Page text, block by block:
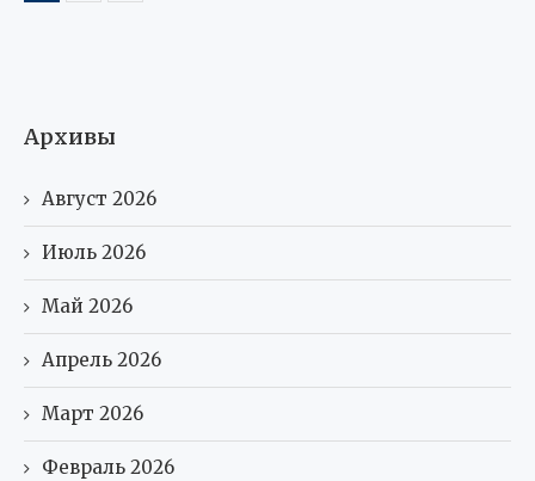
Архивы
Август 2026
Июль 2026
Май 2026
Апрель 2026
Март 2026
Февраль 2026